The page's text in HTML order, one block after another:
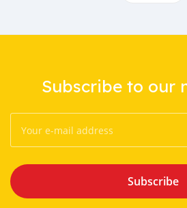
Subscribe to our
Subscribe